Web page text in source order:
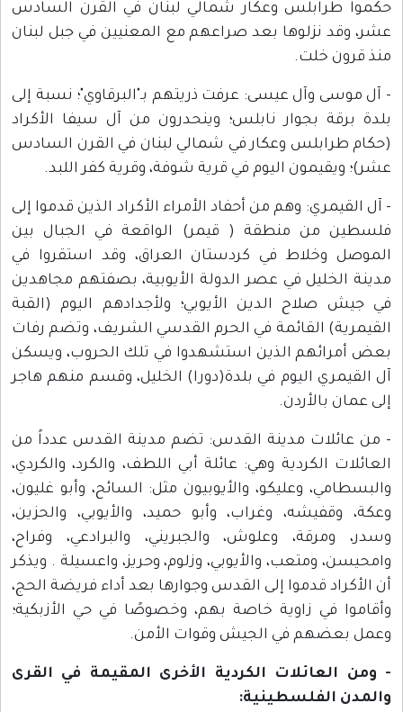
حكموا طرابلس وعكار شمالي لبنان في القرن السادس
عشر، وقد نزلوها بعد صراعهم مع المعنيين في جبل لبنان
منذ قرون خلت.
- آل موسى وآل عيسى: عرفت ذريتهم بـ"البرقاوي"؛ نسبة إلى
بلدة برقة بجوار نابلس؛ وينحدرون من آل سيفا الأكراد
(حكام طرابلس وعكار في شمالي لبنان في القرن السادس
عشر)؛ ويقيمون اليوم في قرية شوفة، وقرية كفر اللبد.
- آل القيمري: وهم من أحفاد الأمراء الأكراد الذين قدموا إلى
فلسطين من منطقة ( قيمر) الواقعة في الجبال بين
الموصل وخلاط في كردستان العراق، وقد استقروا في
مدينة الخليل في عصر الدولة الأيوبية، بصفتهم مجاهدين
في جيش صلاح الدين الأيوبي؛ ولأجدادهم اليوم (القبة
القيمرية) القائمة في الحرم القدسي الشريف، وتضم رفات
بعض أمرائهم الذين استشهدوا في تلك الحروب، ويسكن
آل القيمري اليوم في بلدة(دورا) الخليل، وقسم منهم هاجر
إلى عمان بالأردن.
- من عائلات مدينة القدس: تضم مدينة القدس عدداً من
العائلات الكردية وهي: عائلة أبي اللطف، والكرد، والكردي،
والبسطامي، وعليكو، والأيوبيون مثل: السائح، وأبو غليون،
وعكة، وقفيشه، وغراب، وأبو حميد، والأيوبي، والحزين،
وسدر، ومرقة، وعلوش، والجبريني، والبرادعي، وفراح،
وامحيسن، ومتعب، والأيوبي، وزلوم، وحريز، واعسيلة . ويذكر
أن الأكراد قدموا إلى القدس وجوارها بعد أداء فريضة الحج،
وأقاموا في زاوية خاصة بهم، وخصوصًا في حي الأزبكية؛
وعمل بعضهم في الجيش وقوات الأمن.
- ومن العائلات الكردية الأخرى المقيمة في القرى
والمدن الفلسطينية: